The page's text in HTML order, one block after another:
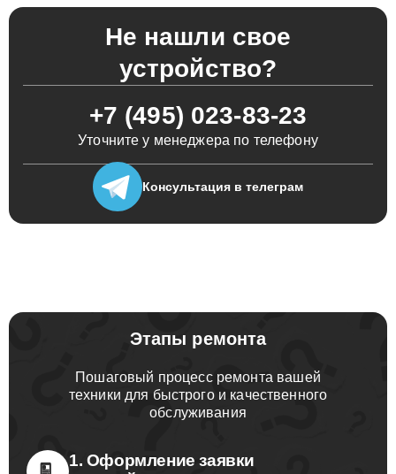
Не нашли свое
устройство?
+7 (495) 023-83-23
Пошаговый процесс ремонта вашей
техники для быстрого и качественного